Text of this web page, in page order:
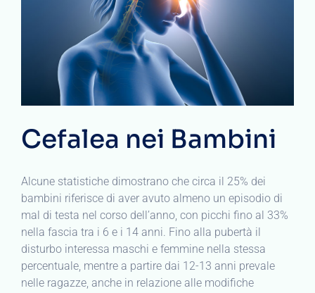
Cefalea nei Bambini
Alcune statistiche dimostrano che circa il 25% dei
bambini riferisce di aver avuto almeno un episodio di
mal di testa nel corso dell’anno, con picchi fino al 33%
nella fascia tra i 6 e i 14 anni. Fino alla pubertà il
disturbo interessa maschi e femmine nella stessa
percentuale, mentre a partire dai 12-13 anni prevale
nelle ragazze, anche in relazione alle modifiche